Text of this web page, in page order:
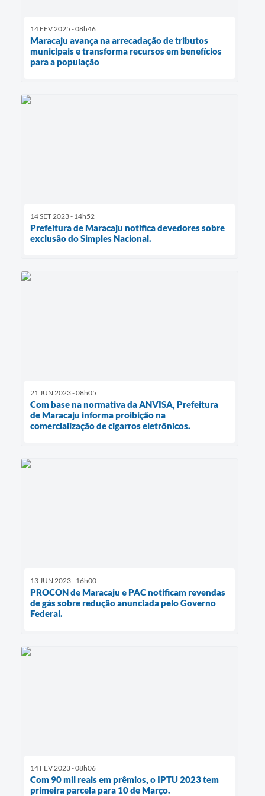
14 FEV 2025 - 08h46
Maracaju avança na arrecadação de tributos
municipais e transforma recursos em benefícios
para a população
14 SET 2023 - 14h52
Prefeitura de Maracaju notifica devedores sobre
exclusão do Simples Nacional.
21 JUN 2023 - 08h05
Com base na normativa da ANVISA, Prefeitura
de Maracaju informa proibição na
comercialização de cigarros eletrônicos.
13 JUN 2023 - 16h00
PROCON de Maracaju e PAC notificam revendas
de gás sobre redução anunciada pelo Governo
Federal.
14 FEV 2023 - 08h06
Com 90 mil reais em prêmios, o IPTU 2023 tem
primeira parcela para 10 de Março.